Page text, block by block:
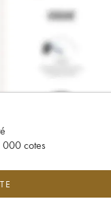
000 cotes